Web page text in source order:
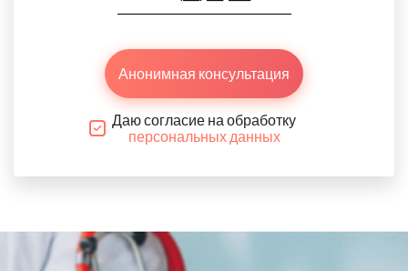
Анонимная консультация
Даю согласие на обработку
персональных данных